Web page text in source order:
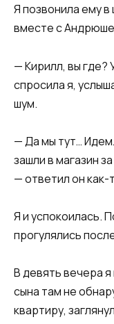
​​Я позвонила ему
вместе с
​​— Кирилл, вы где?
спросила я,
шум.​​
​​— Да мы тут…
зашли в магазин
— ответил он как-
​​Я и успокоилась.
прогулялись
​​В девять вечера
сына там не
квартиру,